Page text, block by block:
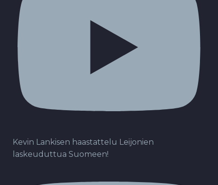
Kevin Lankisen haastattelu Leijonien
laskeuduttua Suomeen!